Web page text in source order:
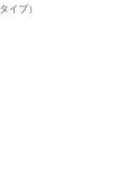
イプ）